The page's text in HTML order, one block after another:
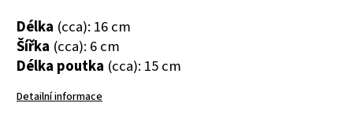
Délka (cca): 16 cm
Šířka (cca): 6 cm
Délka poutka (cca): 15 cm
Detailní informace